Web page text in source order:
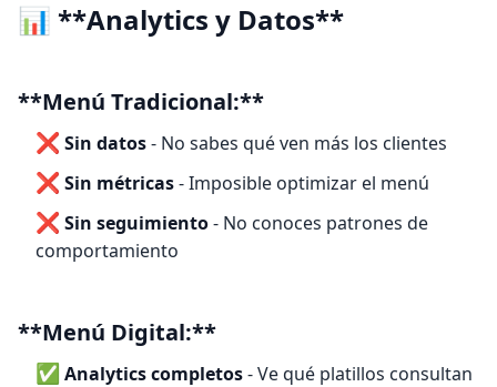
📊 **Analytics y Datos**
**Menú Tradicional:**
❌ Sin datos- No sabes qué ven más los clientes
❌ Sin métricas- Imposible optimizar el menú
❌ Sin seguimiento- No conoces patrones de
comportamiento
**Menú Digital:**
✅ Analytics completos- Ve qué platillos consultan